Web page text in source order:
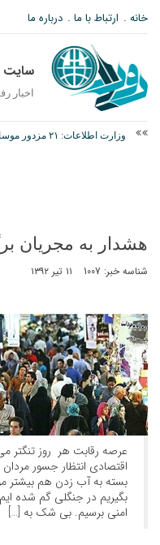
خانه ارتباط با ما درباره ما
سایت
اخبار
وزارت اطلاعات: ۲۱ مزدور موساد و ۴ شرور مسلح در کرمان بازداشت شدند
هشدار به مجریان
شناسه خبر: 1007 ۱۱ تیر ۱۳۹۲
عرصه رقابت هر روز
اقتصادی انتظار جسور
بسته به آب زدن هم
بگیریم در جنگلی گم شده
امنی برسیم. بی شک به […]